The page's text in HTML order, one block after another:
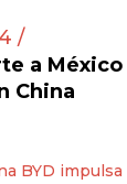
/
a
China